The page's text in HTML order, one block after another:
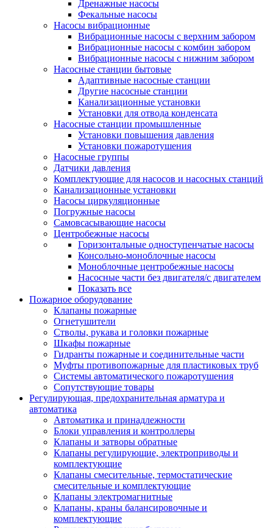
Дренажные насосы
Фекальные насосы
Насосы вибрационные
Вибрационные насосы с верхним забором
Вибрационные насосы с комбин забором
Вибрационные насосы с нижним забором
Насосные станции бытовые
Адаптивные насосные станции
Другие насосные станции
Канализационные установки
Установки для отвода конденсата
Насосные станции промышленные
Установки повышения давления
Установки пожаротушения
Насосные группы
Датчики давления
Комплектующие для насосов и насосных станций
Канализационные установки
Насосы циркуляционные
Погружные насосы
Самовсасывающие насосы
Центробежные насосы
Горизонтальные одноступенчатые насосы
Консольно-моноблочные насосы
Моноблочные центробежные насосы
Насосные части без двигателя/с двигателем
Показать все
Пожарное оборудование
Клапаны пожарные
Огнетушители
Стволы, рукава и головки пожарные
Шкафы пожарные
Гидранты пожарные и соединительные части
Муфты противопожарные для пластиковых труб
Системы автоматического пожаротушения
Сопутствующие товары
Регулирующая, предохранительная арматура и
автоматика
Автоматика и принадлежности
Блоки управления и контроллеры
Клапаны и затворы обратные
Клапаны регулирующие, электроприводы и
комплектующие
Клапаны смесительные, термостатические
смесительные и комплектующие
Клапаны электромагнитные
Клапаны, краны балансировочные и
комплектующие